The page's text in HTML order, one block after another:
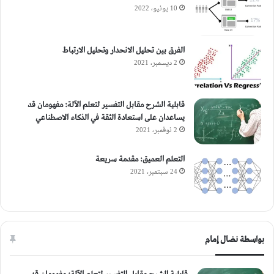
تقنيات للتغلب على أو معالجة عدم توازن
الفئة (Techniques for Overcoming or
Addressing Class Imbalance)
10 يونيو، 2022
الفرق بين تحليل الانحدار وتحليل الارتباط
2 ديسمبر، 2021
قابلية الشرح مقابل التفسير لتعلم الآلة: مفهومان قد
يساعدان على استعادة الثقة في الذكاء الاصطناعي
2 نوفمبر، 2021
التعلم العميق: مقدمة سريعة
24 سبتمبر، 2021
بواسطة نضال إمام